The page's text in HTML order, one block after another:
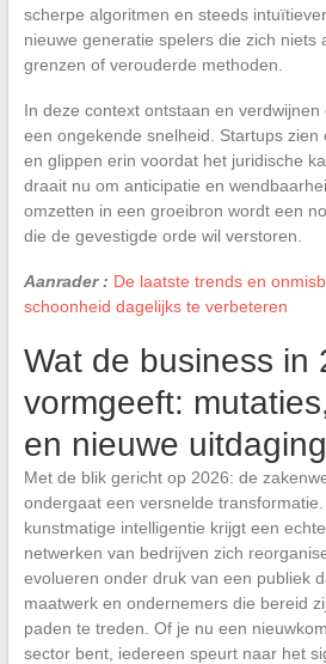
scherpe algoritmen en steeds
nieuwe generatie spelers die zich niets
grenzen of verouderde methoden.
In deze context ontstaan en
een ongekende snelheid. Startups zien
en glippen erin voordat het juridische
draait nu om anticipatie en
omzetten in een groeibron wordt een
die de gevestigde orde wil verstoren.
Aanrader : De laatste trends en
schoonheid dagelijks te verbeteren
Wat de business in
vormgeeft:
en nieuwe
Met de blik gericht op 2026: de
ondergaat een versnelde
kunstmatige intelligentie krijgt een
netwerken van bedrijven zich
evolueren onder druk van een publiek
maatwerk en ondernemers die bereid
paden te treden. Of je nu een
sector bent, iedereen speurt naar het